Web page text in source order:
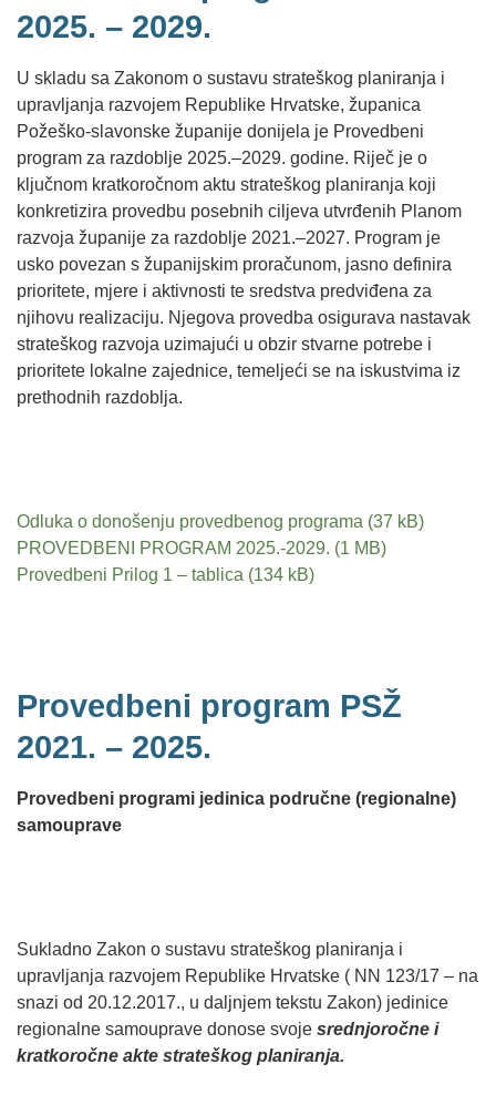
2025. – 2029.
U skladu sa Zakonom o sustavu strateškog planiranja i
upravljanja razvojem Republike Hrvatske, županica
Požeško-slavonske županije donijela je Provedbeni
program za razdoblje 2025.–2029. godine. Riječ je o
ključnom kratkoročnom aktu strateškog planiranja koji
konkretizira provedbu posebnih ciljeva utvrđenih Planom
razvoja županije za razdoblje 2021.–2027. Program je
usko povezan s županijskim proračunom, jasno definira
prioritete, mjere i aktivnosti te sredstva predviđena za
njihovu realizaciju. Njegova provedba osigurava nastavak
strateškog razvoja uzimajući u obzir stvarne potrebe i
prioritete lokalne zajednice, temeljeći se na iskustvima iz
prethodnih razdoblja.
Odluka o donošenju provedbenog programa
PROVEDBENI PROGRAM 2025.-2029.
Provedbeni Prilog 1 – tablica
Provedbeni program PSŽ
2021. – 2025.
Provedbeni programi jedinica područne (regionalne)
samouprave
Sukladno Zakon o sustavu strateškog planiranja i
upravljanja razvojem Republike Hrvatske ( NN 123/17 – na
snazi od 20.12.2017., u daljnjem tekstu Zakon) jedinice
regionalne samouprave donose svoje srednjoročne i
kratkoročne akte strateškog planiranja.